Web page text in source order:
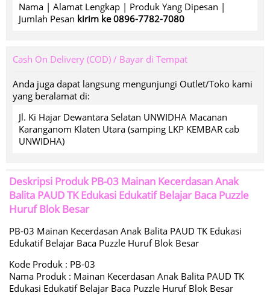
Nama | Alamat Lengkap | Produk Yang Dipesan |
Jumlah Pesan kirim ke 0896-7782-7080
Cash On Delivery (COD) / Bayar di Tempat
Anda juga dapat langsung mengunjungi Outlet/Toko kami
yang beralamat di:
Jl. Ki Hajar Dewantara Selatan UNWIDHA Macanan
Karanganom Klaten Utara (samping LKP KEMBAR cab
UNWIDHA)
Deskripsi ProdukPB-03 Mainan Kecerdasan Anak
Balita PAUD TK Edukasi Edukatif Belajar Baca Puzzle
Huruf Blok Besar
PB-03 Mainan Kecerdasan Anak Balita PAUD TK Edukasi
Edukatif Belajar Baca Puzzle Huruf Blok Besar
Kode Produk : PB-03
Nama Produk : Mainan Kecerdasan Anak Balita PAUD TK
Edukasi Edukatif Belajar Baca Puzzle Huruf Blok Besar